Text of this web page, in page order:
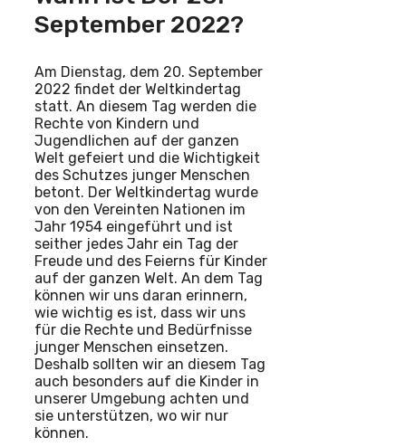
September 2022?
Am Dienstag, dem 20. September
2022 findet der Weltkindertag
statt. An diesem Tag werden die
Rechte von Kindern und
Jugendlichen auf der ganzen
Welt gefeiert und die Wichtigkeit
des Schutzes junger Menschen
betont. Der Weltkindertag wurde
von den Vereinten Nationen im
Jahr 1954 eingeführt und ist
seither jedes Jahr ein Tag der
Freude und des Feierns für Kinder
auf der ganzen Welt. An dem Tag
können wir uns daran erinnern,
wie wichtig es ist, dass wir uns
für die Rechte und Bedürfnisse
junger Menschen einsetzen.
Deshalb sollten wir an diesem Tag
auch besonders auf die Kinder in
unserer Umgebung achten und
sie unterstützen, wo wir nur
können.